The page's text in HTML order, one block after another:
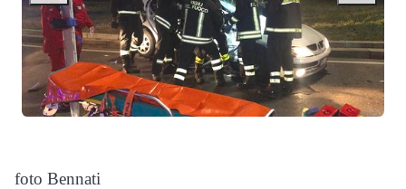
foto Bennati